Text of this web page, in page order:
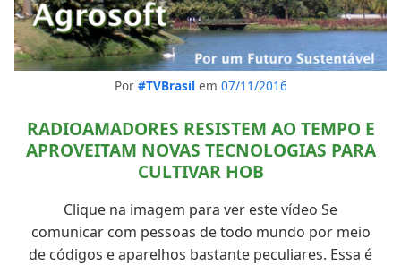
Por #TVBrasil em 07/11/2016
RADIOAMADORES RESISTEM AO TEMPO E
APROVEITAM NOVAS TECNOLOGIAS PARA
CULTIVAR HOB
Clique na imagem para ver este vídeo Se
comunicar com pessoas de todo mundo por meio
de códigos e aparelhos bastante peculiares. Essa é